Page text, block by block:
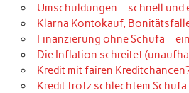
Umschuldungen – schnell und
Klarna Kontokauf,
Finanzierung ohne Schufa –
Die Inflation schreitet
Kredit mit fairen
Kredit trotz schlechtem